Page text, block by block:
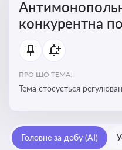
конкурентна
ПРО ЩО ТЕМА:
Тема стосується
забезпечення рівних умов для
господарювання
Головне за добу (AI)